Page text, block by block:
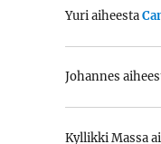
Yuriaiheesta
Johannes
Kyllikki Massa